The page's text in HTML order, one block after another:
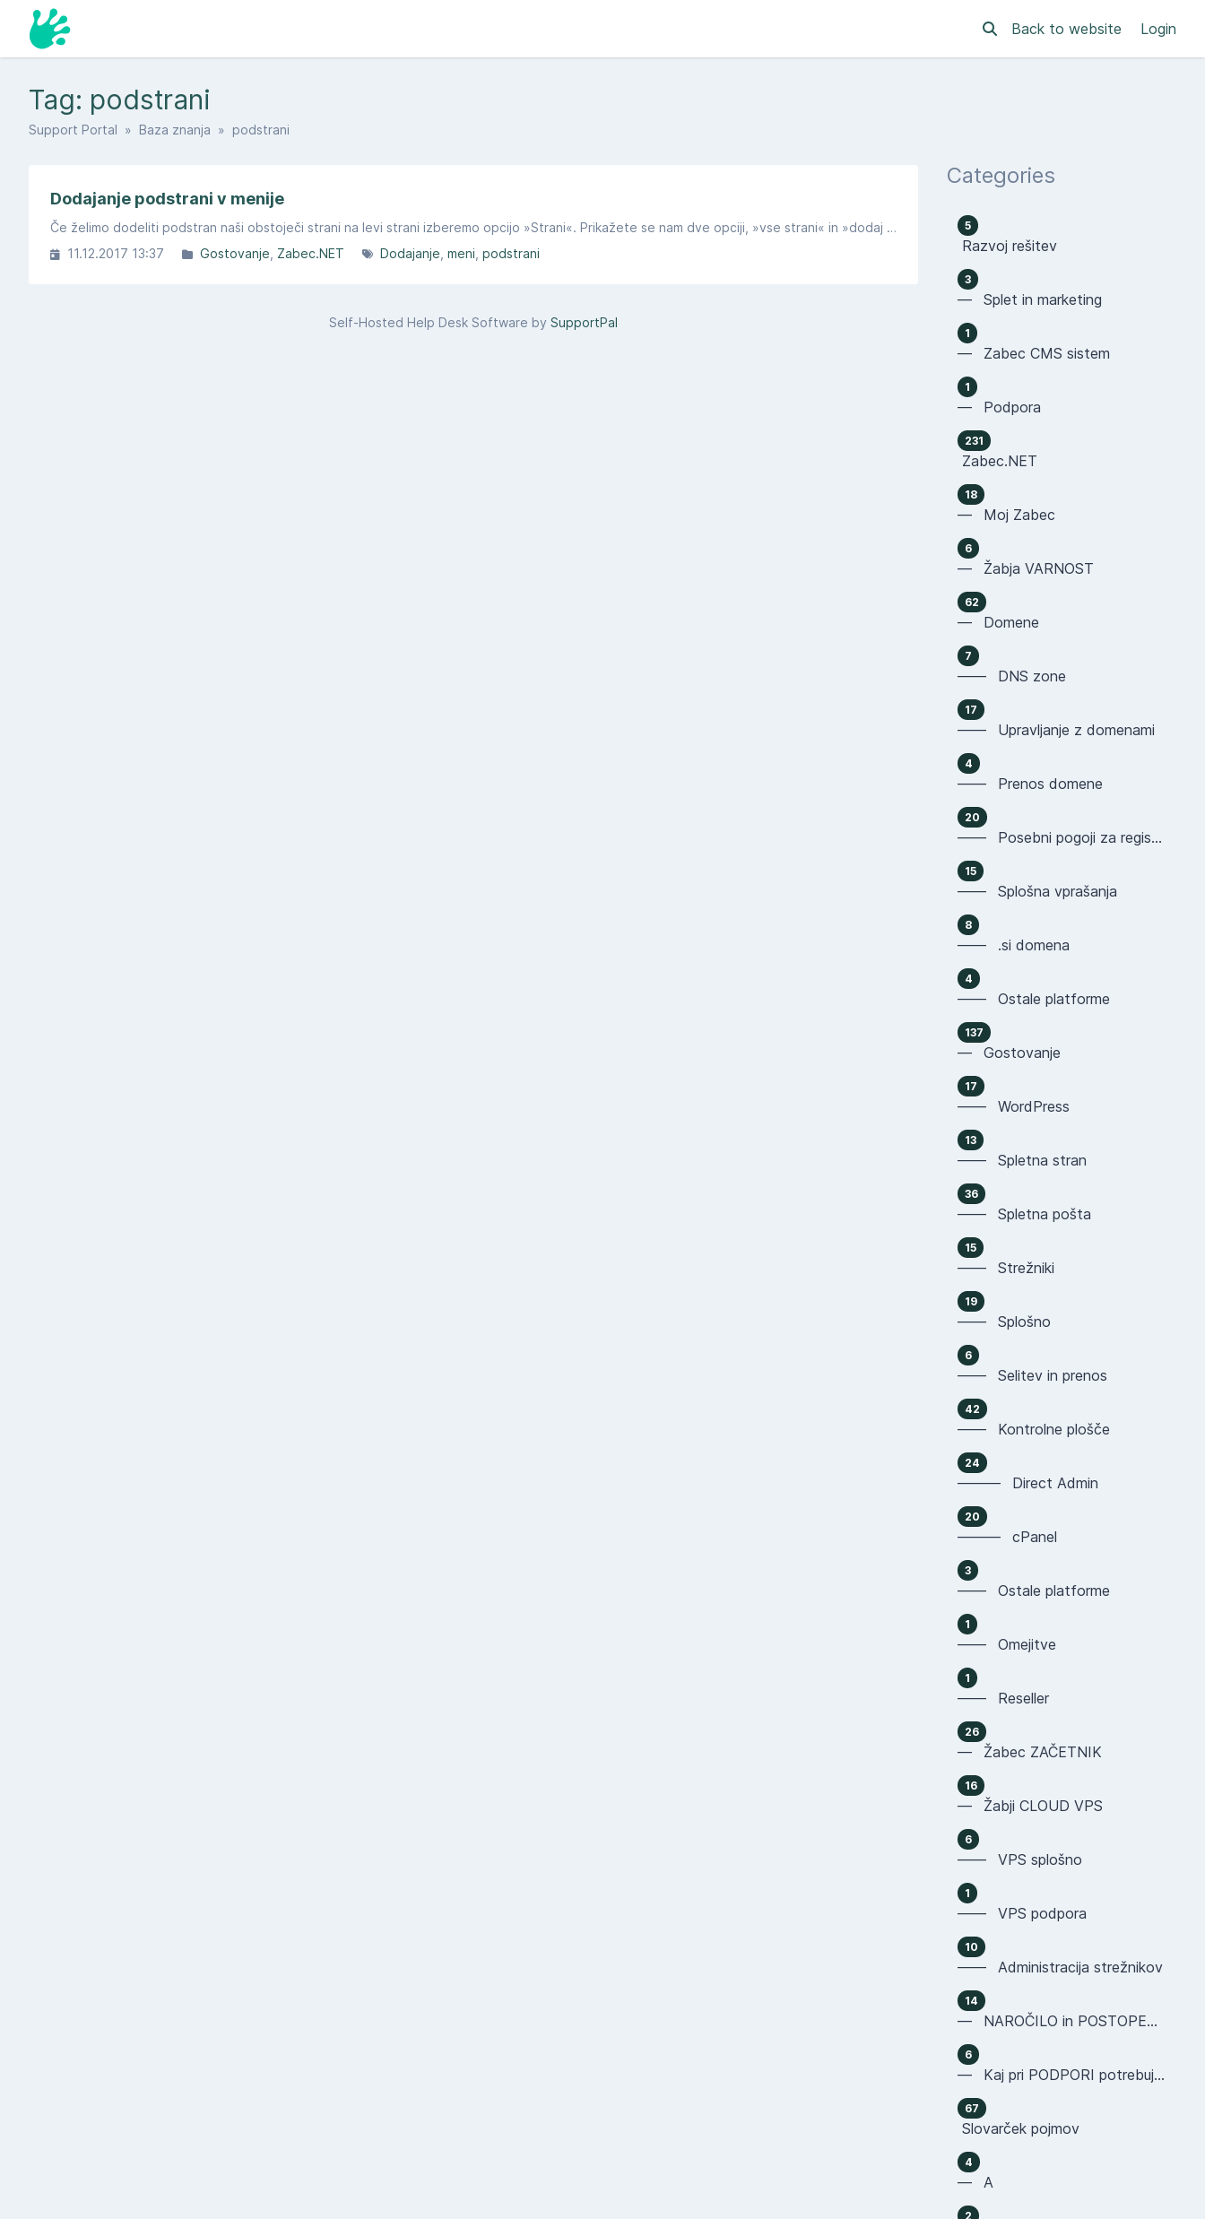
Back to website Login
Tag: podstrani
Support Portal » Baza znanja » podstrani
Dodajanje podstrani v menije
Če želimo dodeliti podstran naši obstoječi strani na levi strani izberemo opcijo »Strani«. Prikažete se nam dve opciji, »vse strani« in »dodaj novo«. Tokrat bomo izbrali »dodaj novo«.​
11.12.2017 13:37
Gostovanje Zabec.NET Dodajanje meni podstrani
Self-Hosted Help Desk Software by SupportPal
Categories
5
Razvoj rešitev
3
— Splet in marketing
1
— Zabec CMS sistem
1
— Podpora
231
Zabec.NET
18
— Moj Zabec
6
— Žabja VARNOST
62
— Domene
7
—— DNS zone
17
—— Upravljanje z domenami
4
—— Prenos domene
20
—— Posebni pogoji za registracijo domen
15
—— Splošna vprašanja
8
—— .si domena
4
—— Ostale platforme
137
— Gostovanje
17
—— WordPress
13
—— Spletna stran
36
—— Spletna pošta
15
—— Strežniki
19
—— Splošno
6
—— Selitev in prenos
42
—— Kontrolne plošče
24
——— Direct Admin
20
——— cPanel
3
—— Ostale platforme
1
—— Omejitve
1
—— Reseller
26
— Žabec ZAČETNIK
16
— Žabji CLOUD VPS
6
—— VPS splošno
1
—— VPS podpora
10
—— Administracija strežnikov
14
— NAROČILO in POSTOPEK NAKUPA
6
— Kaj pri PODPORI potrebujemo OD VAS
67
Slovarček pojmov
4
— A
2